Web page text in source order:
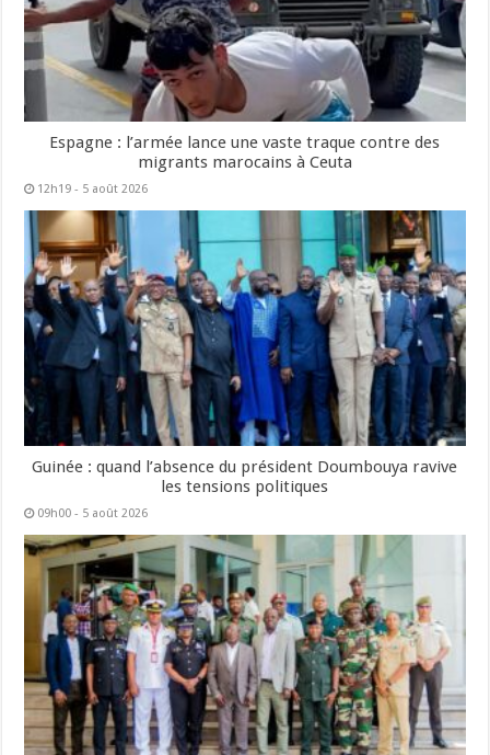
Espagne : l’armée lance une vaste traque contre des
migrants marocains à Ceuta
12h19 - 5 août 2026
Guinée : quand l’absence du président Doumbouya ravive
les tensions politiques
09h00 - 5 août 2026